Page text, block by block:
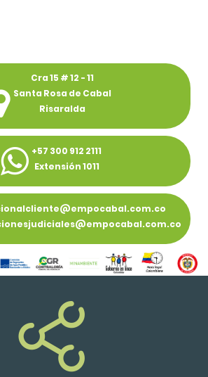
Cra 15 # 12 - 11
Santa Rosa de Cabal
Risaralda
+57 300 912 2111
Extensión 1011